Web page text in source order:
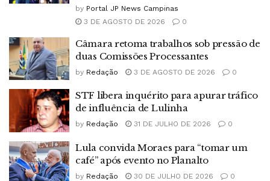
by Portal JP News Campinas
3 DE AGOSTO DE 2026
0
Câmara retoma trabalhos sob pressão de
duas Comissões Processantes
by Redação 3 DE AGOSTO DE 2026 0
STF libera inquérito para apurar tráfico
de influência de Lulinha
by Redação 31 DE JULHO DE 2026 0
Lula convida Moraes para “tomar um
café” após evento no Planalto
by Redação 30 DE JULHO DE 2026 0